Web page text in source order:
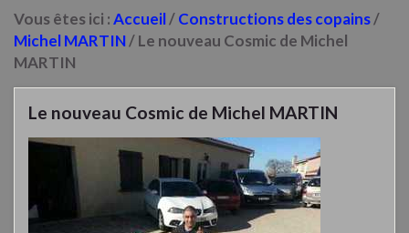
Vous êtes ici :Accueil/Constructions des copains/
Michel MARTIN/ Le nouveau Cosmic de Michel
MARTIN
Le nouveau Cosmic de Michel MARTIN